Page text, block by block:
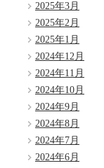
2025年3月
2025年2月
2025年1月
2024年12月
2024年11月
2024年10月
2024年9月
2024年8月
2024年7月
2024年6月